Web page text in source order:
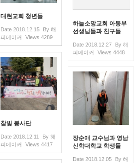
하늘소망교회 아동부
선생님들과 친구들
Date 2018.12.27 By 해
피메이커
Views 4448
대현교회 청년들
Date 2018.12.15 By 해
피메이커
Views 4289
참빛 봉사단
Date 2018.12.11 By 해
피메이커
Views 4417
장순애 교수님과 영남
신학대학교 학생들
Date 2018.12.05 By 해